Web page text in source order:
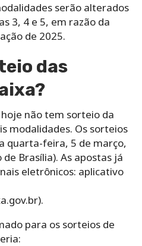
serão alterados
3, 4 e 5, em razão da
de 2025.
das
não tem sorteio da
modalidades. Os sorteios
quarta-feira, 5 de março,
Brasília). As apostas já
eletrônicos: aplicativo
para os sorteios de